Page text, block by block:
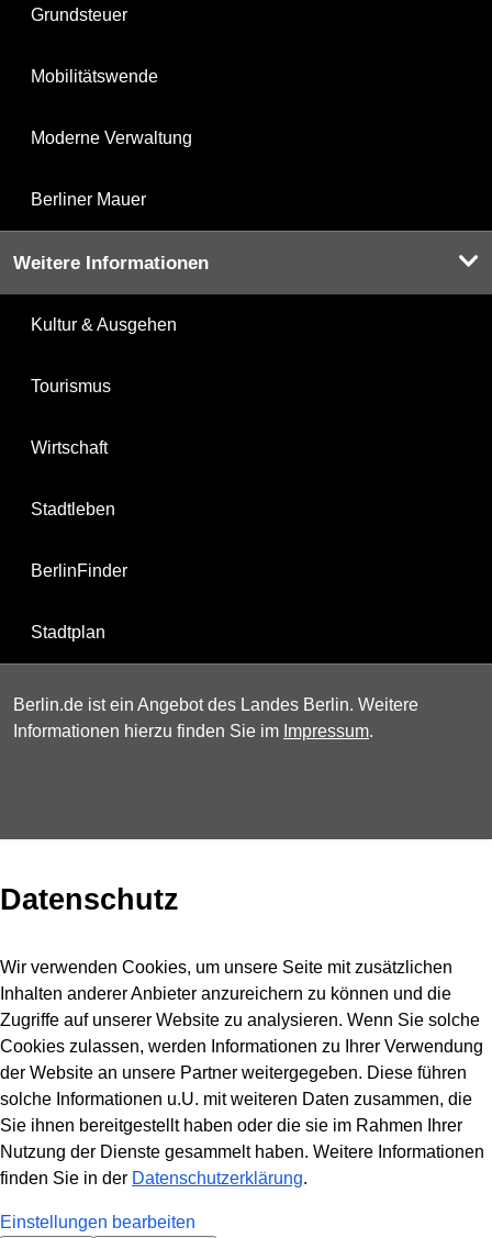
Grundsteuer
Mobilitätswende
Moderne Verwaltung
Berliner Mauer
Weitere Informationen
Kultur & Ausgehen
Tourismus
Wirtschaft
Stadtleben
BerlinFinder
Stadtplan
Berlin.de ist ein Angebot des Landes Berlin. Weitere
Informationen hierzu finden Sie im Impressum.
Datenschutz
Wir verwenden Cookies, um unsere Seite mit zusätzlichen
Inhalten anderer Anbieter anzureichern zu können und die
Zugriffe auf unserer Website zu analysieren. Wenn Sie solche
Cookies zulassen, werden Informationen zu Ihrer Verwendung
der Website an unsere Partner weitergegeben. Diese führen
solche Informationen u.U. mit weiteren Daten zusammen, die
Sie ihnen bereitgestellt haben oder die sie im Rahmen Ihrer
Nutzung der Dienste gesammelt haben. Weitere Informationen
finden Sie in der Datenschutzerklärung.
Einstellungen bearbeiten